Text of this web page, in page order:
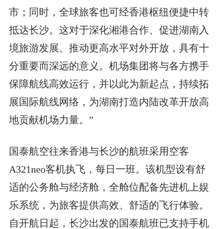
市；同时，全球旅客也可经香港枢纽便捷中转
抵达长沙。这对于深化湘港合作、促进湖南入
境旅游发展、推动更高水平对外开放，具有十
分重要而深远的意义。机场集团将与各方携手
保障航线高效运行，并以此为新起点，持续拓
展国际航线网络，为湖南打造内陆改革开放高
地贡献机场力量。”
国泰航空往来香港与长沙的航班采用空客
A321neo客机执飞，每日一班。该机型设有舒
适的公务舱与经济舱，全舱位配备先进机上娱
乐系统，为旅客提供高效、舒适的飞行体验。
自开航日起，长沙出发的国泰航班已支持手机